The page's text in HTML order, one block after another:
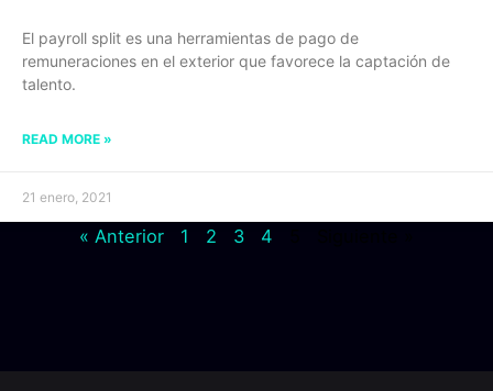
El payroll split es una herramientas de pago de
remuneraciones en el exterior que favorece la captación de
talento.
READ MORE »
21 enero, 2021
« Anterior 1 2 3 4